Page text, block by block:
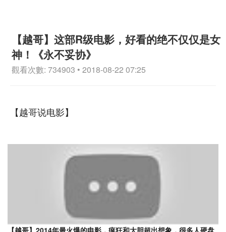
【越哥】这部R级电影，好看的绝不仅仅是女
神！《永不妥协》
觀看次數: 734903 • 2018-08-22 07:25
【越哥说电影】
【越哥】2014年最火爆的电影，疯狂和大胆超出想象，很多人硬盘